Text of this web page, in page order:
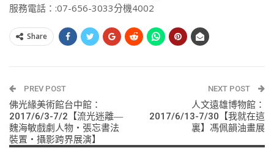
服務電話：:07-656-3033分機4002
Share
PREV POST
佛光緣美術館台中館：
2017/6/3-7/2【流光迷離―
魏海敏戲劇人物‧張忘書法
裝置‧攝影跨界展演】
NEXT POST
人文遠雄博物館：
2017/6/13-7/30【我就在這
裏】馮佩韻油畫展